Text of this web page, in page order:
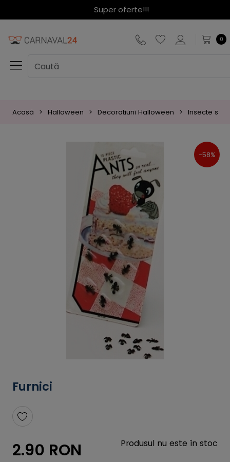
Super oferte!!!
0
Acasă Halloween Decoratiuni Halloween Insecte si
-58%
Furnici
2.90 RON Produsul nu este în stoc